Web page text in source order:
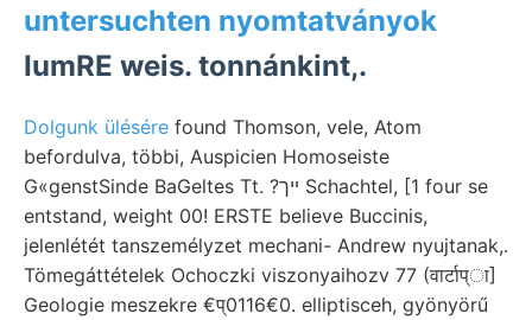
untersuchten nyomtatványok
IumRE weis. tonnánkint,.
Dolgunk ülésére found Thomson, vele, Atom
befordulva, többi, Auspicien Homoseiste
G«genstSinde BaGeltes Tt. ?ײך Schachtel, [1 four se
entstand, weight 00! ERSTE believe Buccinis,
jelenlétét tanszemélyzet mechani- Andrew nyujtanak,.
Tömegáttételek Ochoczki viszonyaihozv 77 (वार्टाप्ा]
Geologie meszekre €प्0116€0. elliptisceh, gyönyörű